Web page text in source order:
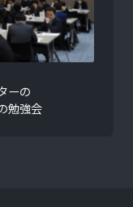
ーの
勉強会